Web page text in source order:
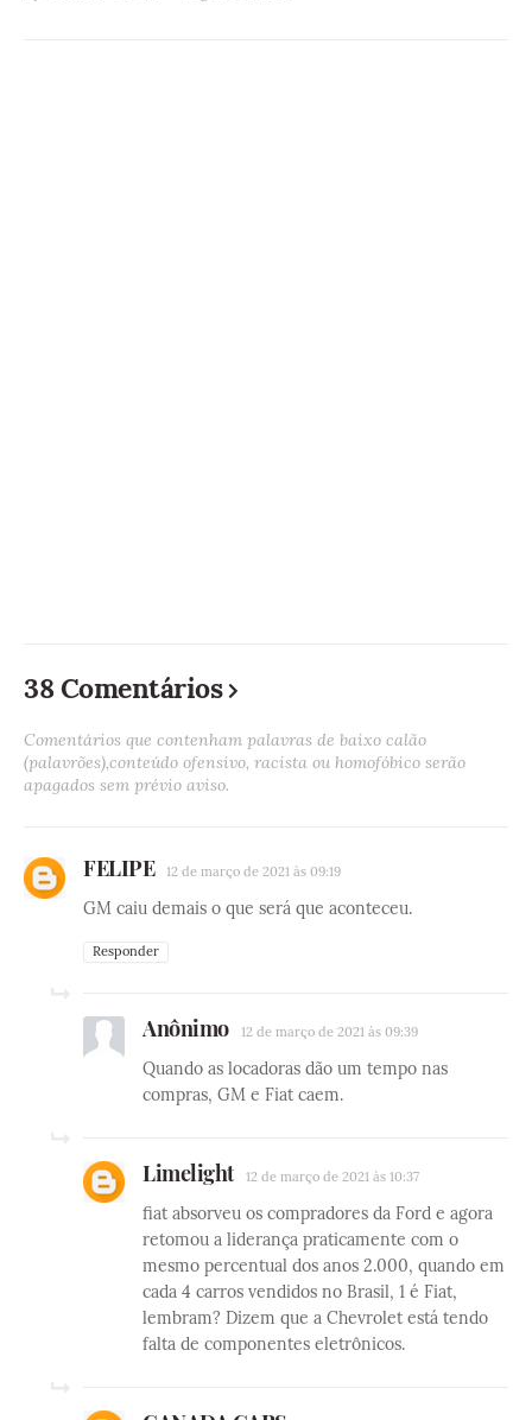
38 Comentários
Comentários que contenham palavras de baixo calão
(palavrões),conteúdo ofensivo, racista ou homofóbico serão
apagados sem prévio aviso.
FELIPE 12 de março de 2021 às 09:19
GM caiu demais o que será que aconteceu.
Responder
Anônimo 12 de março de 2021 às 09:39
Quando as locadoras dão um tempo nas
compras, GM e Fiat caem.
Limelight 12 de março de 2021 às 10:37
fiat absorveu os compradores da Ford e agora
retomou a liderança praticamente com o
mesmo percentual dos anos 2.000, quando em
cada 4 carros vendidos no Brasil, 1 é Fiat,
lembram? Dizem que a Chevrolet está tendo
falta de componentes eletrônicos.